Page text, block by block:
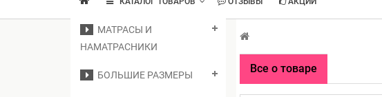
МАТРАСЫ И
НАМАТРАСНИКИ
БОЛЬШИЕ РАЗМЕРЫ Все о товаре